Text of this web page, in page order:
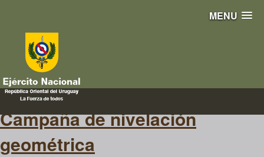
MENU
CAMPAÑA
Campaña de nivelación
geométrica